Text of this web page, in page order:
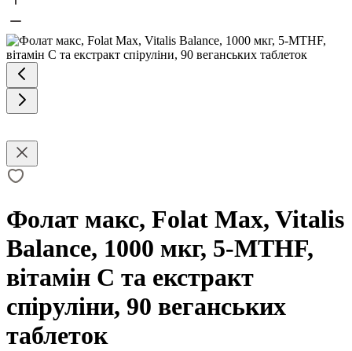
Фолат макс, Folat Max, Vitalis
Balance, 1000 мкг, 5-MTHF,
вітамін C та екстракт
спіруліни, 90 веганських
таблеток